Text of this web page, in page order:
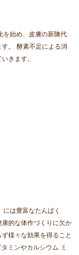
を始め、皮膚の新陳代
。 酵素不足による消
きます。
には豊富なたんぱく
的な体作づくりに欠か
様々な効果を得ること
ミンやカルシウム ミ